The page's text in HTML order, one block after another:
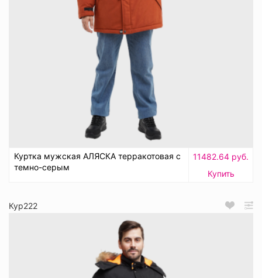
Куртка мужская АЛЯСКА терракотовая с
темно-серым
11482.64 руб.
Купить
Кур222